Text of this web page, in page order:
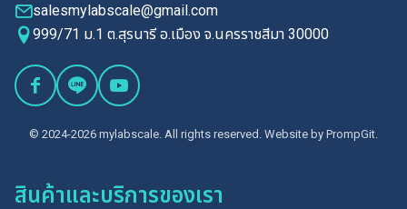
salesmylabscale@gmail.com
999/71 ม.1 ต.สุรนารี อ.เมือง จ.นครราชสีมา 30000
© 2024-2026 mylabscale. All rights reserved. Website by PrompGit.
สินค้าและบริการของเรา